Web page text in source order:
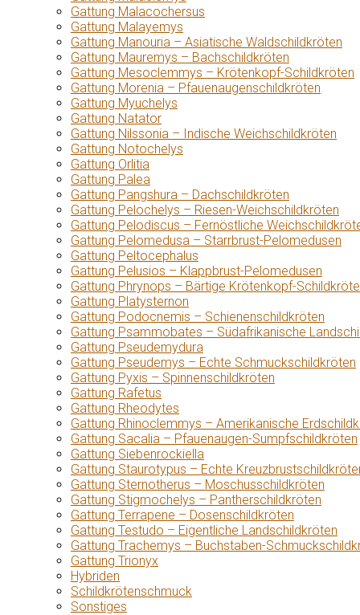
Gattung Malacochersus
Gattung Malayemys
Gattung Manouria – Asiatische Waldschildkröten
Gattung Mauremys – Bachschildkröten
Gattung Mesoclemmys – Krötenkopf-Schildkröten
Gattung Morenia – Pfauenaugenschildkröten
Gattung Myuchelys
Gattung Natator
Gattung Nilssonia – Indische Weichschildkröten
Gattung Notochelys
Gattung Orlitia
Gattung Palea
Gattung Pangshura – Dachschildkröten
Gattung Pelochelys – Riesen-Weichschildkröten
Gattung Pelodiscus – Fernöstliche
Gattung Pelomedusa – Starrbrust-Pelomedusen
Gattung Peltocephalus
Gattung Pelusios – Klappbrust-Pelomedusen
Gattung Phrynops – Bärtige Krötenkopf-
Gattung Platysternon
Gattung Podocnemis – Schienenschildkröten
Gattung Psammobates – Südafrikanische
Gattung Pseudemydura
Gattung Pseudemys – Echte Schmuckschildkröten
Gattung Pyxis – Spinnenschildkröten
Gattung Rafetus
Gattung Rheodytes
Gattung Rhinoclemmys – Amerikanische
Gattung Sacalia – Pfauenaugen-Sumpfschildkröten
Gattung Siebenrockiella
Gattung Staurotypus – Echte
Gattung Sternotherus – Moschusschildkröten
Gattung Stigmochelys – Pantherschildkröten
Gattung Terrapene – Dosenschildkröten
Gattung Testudo – Eigentliche Landschildkröten
Gattung Trachemys – Buchstaben-
Gattung Trionyx
Hybriden
Schildkrötenschmuck
Sonstiges